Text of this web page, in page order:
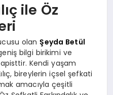
ile Öz
olanŞeyda Betül
bilgi birikimi ve
Kendi yaşam
bireylerin içsel şefkati
amacıyla çeşitli